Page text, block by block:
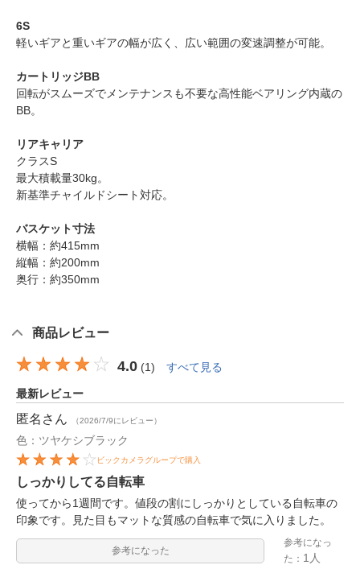
6S
軽いギアと重いギアの幅が広く、広い範囲の変速調整が可能。
カートリッジBB
回転がスムーズでメンテナンスも不要な高性能ベアリング内蔵の
BB。
リアキャリア
クラスS
最大積載量30kg。
新基準チャイルドシート対応。
バスケット寸法
横幅：約415mm
縦幅：約200mm
奥行：約350mm
商品レビュー
4.0 (1) すべて見る
最新レビュー
匿名 さん （2026/7/9にレビュー）
色：ツヤケシブラック
ビックカメラグループで購入
しっかりしてる自転車
使ってから1週間です。値段の割にしっかりとしている自転車の
印象です。見た目もマットな質感の自転車で気に入りました。
参考になった
参考になっ
た： 1人